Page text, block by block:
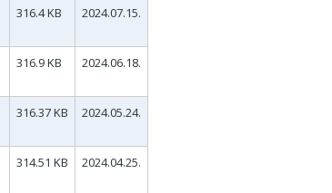
316.4 KB 2024.07.15.
316.9 KB 2024.06.18.
316.37 KB 2024.05.24.
314.51 KB 2024.04.25.